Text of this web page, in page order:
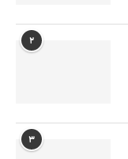
۲
۳